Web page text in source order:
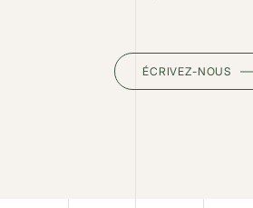
ÉCRIVEZ-NOUS